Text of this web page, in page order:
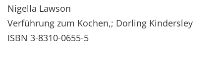
Nigella Lawson
Verführung zum Kochen,; Dorling Kindersley
ISBN 3-8310-0655-5